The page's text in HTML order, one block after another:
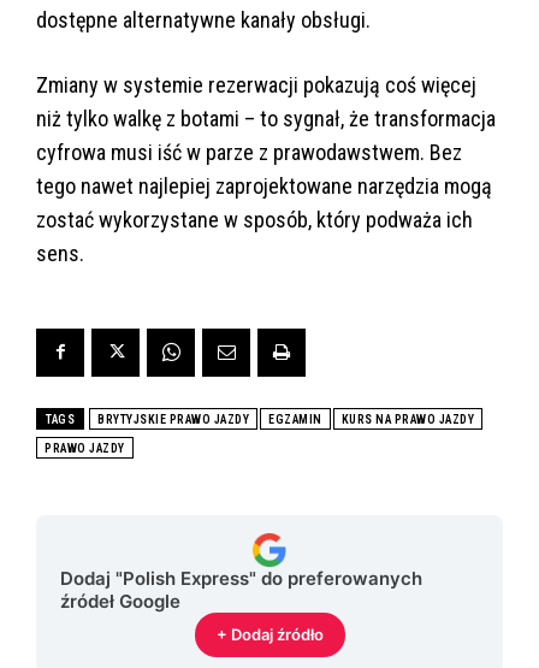
dostępne alternatywne kanały obsługi.
Zmiany w systemie rezerwacji pokazują coś więcej
niż tylko walkę z botami – to sygnał, że transformacja
cyfrowa musi iść w parze z prawodawstwem. Bez
tego nawet najlepiej zaprojektowane narzędzia mogą
zostać wykorzystane w sposób, który podważa ich
sens.
TAGS BRYTYJSKIE PRAWO JAZDY EGZAMIN KURS NA PRAWO JAZDY
PRAWO JAZDY
Dodaj "Polish Express" do preferowanych
źródeł Google
+ Dodaj źródło